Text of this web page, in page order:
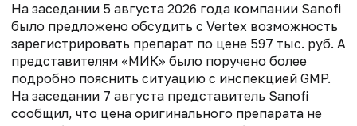
На заседании 5 августа 2026 года компании Sanofi
было предложено обсудить с Vertex возможность
зарегистрировать препарат по цене 597 тыс. руб. А
представителям «МИК» было поручено более
подробно пояснить ситуацию с инспекцией GMP.
На заседании 7 августа представитель Sanofi
сообщил, что цена оригинального препарата не